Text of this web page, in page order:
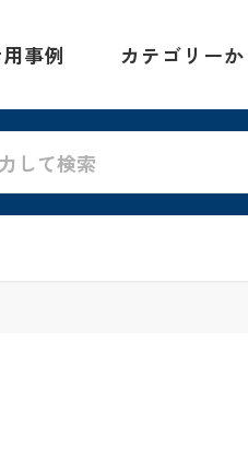
事例 カテゴリー